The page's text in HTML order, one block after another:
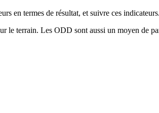
en termes de résultat, et suivre ces indicateurs.
terrain. Les ODD sont aussi un moyen de